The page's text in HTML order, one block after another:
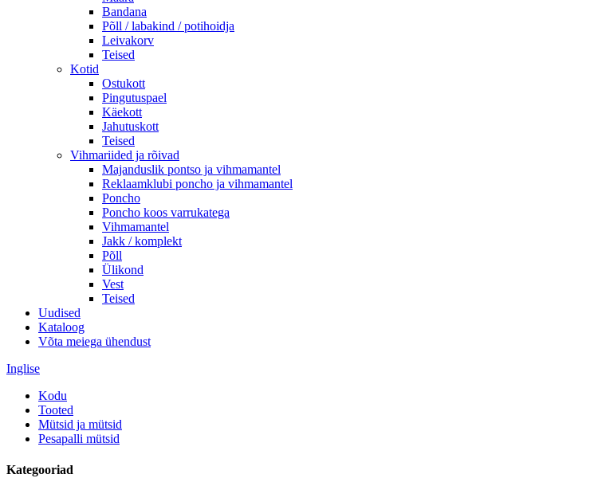
Bandana
Põll / labakind / potihoidja
Leivakorv
Teised
Kotid
Ostukott
Pingutuspael
Käekott
Jahutuskott
Teised
Vihmariided ja rõivad
Majanduslik pontso ja vihmamantel
Reklaamklubi poncho ja vihmamantel
Poncho
Poncho koos varrukatega
Vihmamantel
Jakk / komplekt
Põll
Ülikond
Vest
Teised
Uudised
Kataloog
Võta meiega ühendust
Inglise
Kodu
Tooted
Mütsid ja mütsid
Pesapalli mütsid
Kategooriad